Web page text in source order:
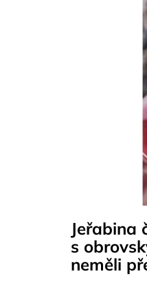
Jeřabina
s
neměli